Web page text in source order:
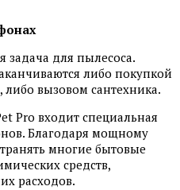
задача для пылесоса.
либо покупкой
вызовом сантехника.
Pro входит специальная
Благодаря мощному
многие бытовые
средств,
расходов.